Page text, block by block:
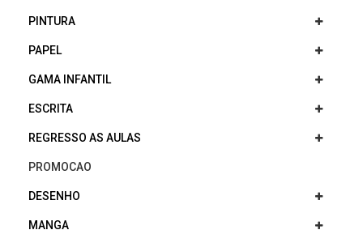
PINTURA
PAPEL
GAMA INFANTIL
ESCRITA
REGRESSO AS AULAS
PROMOCAO
DESENHO
MANGA